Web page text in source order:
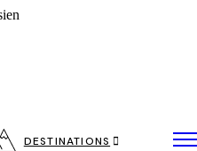
DESTINATIONS